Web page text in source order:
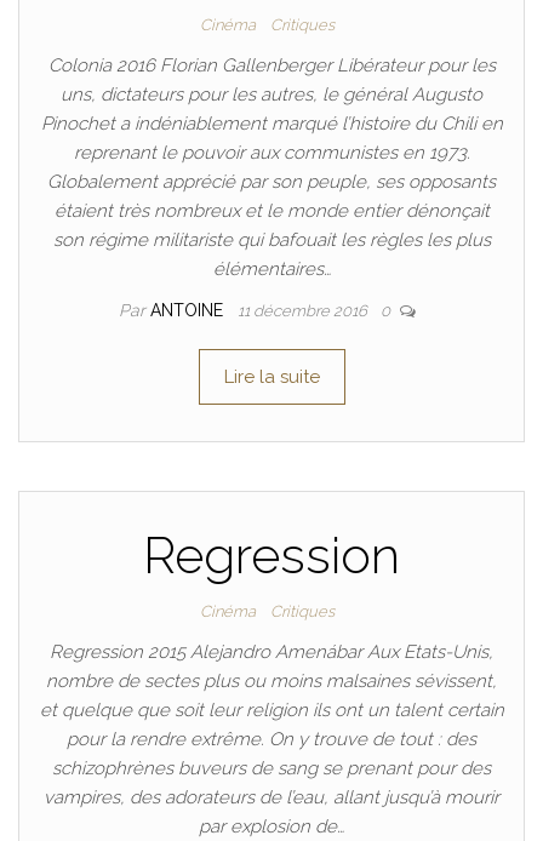
Cinéma Critiques
Colonia 2016 Florian Gallenberger Libérateur pour les
uns, dictateurs pour les autres, le général Augusto
Pinochet a indéniablement marqué l’histoire du Chili en
reprenant le pouvoir aux communistes en 1973.
Globalement apprécié par son peuple, ses opposants
étaient très nombreux et le monde entier dénonçait
son régime militariste qui bafouait les règles les plus
élémentaires…
ParANTOINE 11 décembre 2016 0
Lire la suite
Regression
Cinéma Critiques
Regression 2015 Alejandro Amenábar Aux Etats-Unis,
nombre de sectes plus ou moins malsaines sévissent,
et quelque que soit leur religion ils ont un talent certain
pour la rendre extrême. On y trouve de tout : des
schizophrènes buveurs de sang se prenant pour des
vampires, des adorateurs de l’eau, allant jusqu’à mourir
par explosion de…